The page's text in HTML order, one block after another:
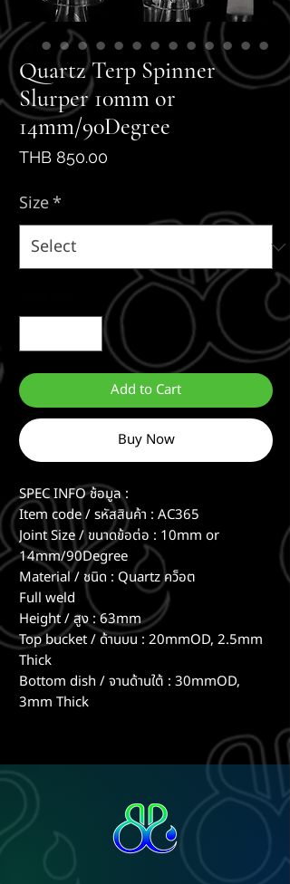
Quartz Terp Spinner
Slurper 10mm or
14mm/90Degree
THB 850.00
Size*
Add to Cart
Buy Now
SPEC INFO ช้อมูล :
Item code / รหัสสินค้า : AC365
Joint Size / ขนาดข้อต่อ : 10mm or
14mm/90Degree
Material / ชนิด : Quartz คว็อต
Full weld
Height / สูง : 63mm
Top bucket / ด้านบน : 20mmOD, 2.5mm
Thick
Bottom dish / จานด้านใต้ : 30mmOD,
3mm Thick